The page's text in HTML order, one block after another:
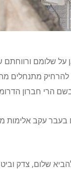
על שלומם
מתנחלים
הרי חברון
בעבר עקב אלימות
שלום, צדק